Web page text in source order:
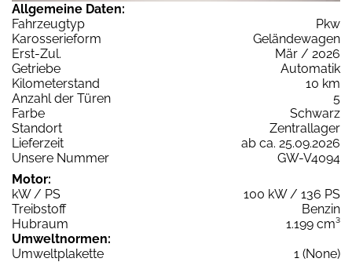
Allgemeine Daten:
Fahrzeugtyp
Pkw
Karosserieform
Geländewagen
Erst-Zul.
Mär / 2026
Getriebe
Automatik
Kilometerstand
10 km
Anzahl der Türen
5
Farbe
Schwarz
Standort
Zentrallager
Lieferzeit
ab ca. 25.09.2026
Unsere Nummer
GW-V4094
Motor:
kW / PS
100 kW / 136 PS
Treibstoff
Benzin
Hubraum
1.199 cm³
Umweltnormen:
Umweltplakette
1 (None)